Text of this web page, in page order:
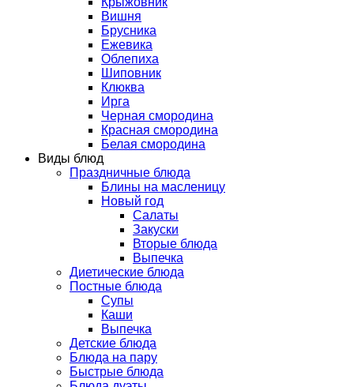
Вишня
Брусника
Ежевика
Облепиха
Шиповник
Клюква
Ирга
Черная смородина
Красная смородина
Белая смородина
Виды блюд
Праздничные блюда
Блины на масленицу
Новый год
Салаты
Закуски
Вторые блюда
Выпечка
Диетические блюда
Постные блюда
Супы
Каши
Выпечка
Детские блюда
Блюда на пару
Быстрые блюда